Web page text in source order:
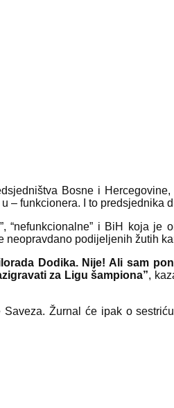
Bosne i
– funkcionera. I to predsjednika
“nefunkcionalne” i BiH koja
podijeljenih žutih
Dodika. Nije! Ali sam
za Ligu šampiona”,
Žurnal će ipak o